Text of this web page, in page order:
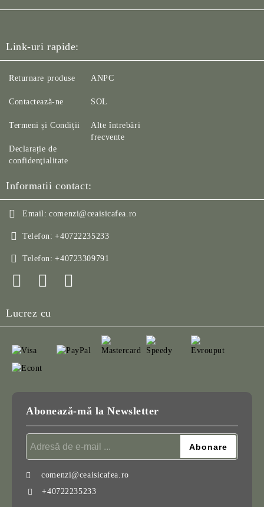
Link-uri rapide:
Returnare produse
Contactează-ne
Termeni și Condiții
Declarație de
confidenţialitate
ANPC
SOL
Alte întrebări
frecvente
Informatii contact:
Email: comenzi@ceaisicafea.ro
Telefon: +40722235233
Telefon: +40723309791
Lucrez cu
Abonează-mă la Newsletter
comenzi@ceaisicafea.ro
+40722235233